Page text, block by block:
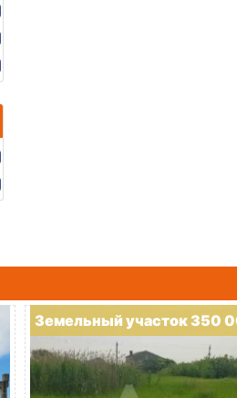
Земельный участок 350